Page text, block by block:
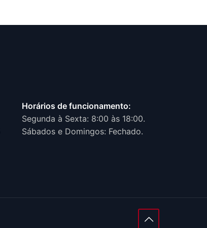
Horários de funcionamento:
Segunda à Sexta: 8:00 às 18:00.
Sábados e Domingos: Fechado.